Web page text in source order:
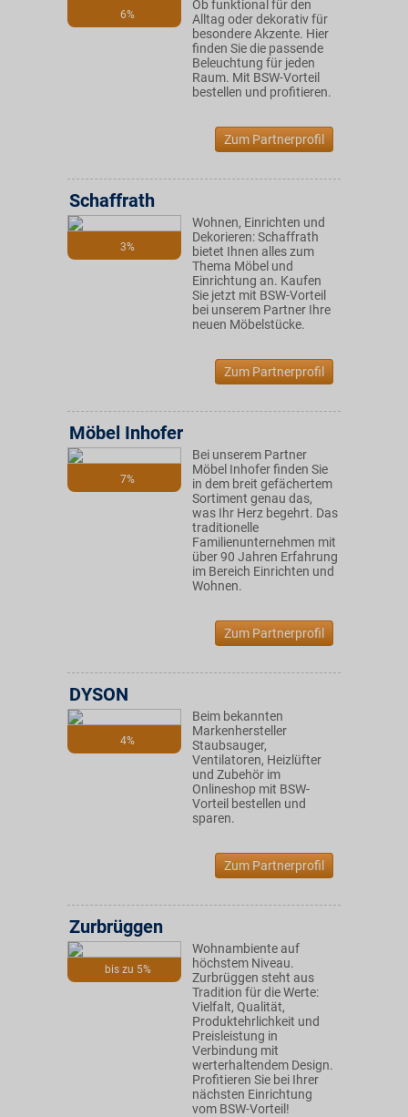
6%
Ob funktional für den
Alltag oder dekorativ für
besondere Akzente. Hier
finden Sie die passende
Beleuchtung für jeden
Raum. Mit BSW-Vorteil
bestellen und profitieren.
Zum Partnerprofil
3%
Schaffrath
Wohnen, Einrichten und
Dekorieren: Schaffrath
bietet Ihnen alles zum
Thema Möbel und
Einrichtung an. Kaufen
Sie jetzt mit BSW-Vorteil
bei unserem Partner Ihre
neuen Möbelstücke.
Zum Partnerprofil
7%
Möbel Inhofer
Bei unserem Partner
Möbel Inhofer finden Sie
in dem breit gefächertem
Sortiment genau das,
was Ihr Herz begehrt. Das
traditionelle
Familienunternehmen mit
über 90 Jahren Erfahrung
im Bereich Einrichten und
Wohnen.
Zum Partnerprofil
4%
DYSON
Beim bekannten
Markenhersteller
Staubsauger,
Ventilatoren, Heizlüfter
und Zubehör im
Onlineshop mit BSW-
Vorteil bestellen und
sparen.
Zum Partnerprofil
bis zu 5%
Zurbrüggen
Wohnambiente auf
höchstem Niveau.
Zurbrüggen steht aus
Tradition für die Werte:
Vielfalt, Qualität,
Produktehrlichkeit und
Preisleistung in
Verbindung mit
werterhaltendem Design.
Profitieren Sie bei Ihrer
nächsten Einrichtung
vom BSW-Vorteil!